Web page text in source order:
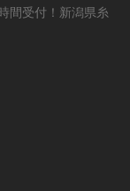
間受付！新潟県糸